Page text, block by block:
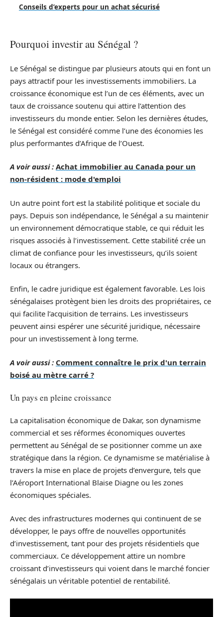
Conseils d’experts pour un achat sécurisé
Pourquoi investir au Sénégal ?
Le Sénégal se distingue par plusieurs atouts qui en font un
pays attractif pour les investissements immobiliers. La
croissance économique est l’un de ces éléments, avec un
taux de croissance soutenu qui attire l’attention des
investisseurs du monde entier. Selon les dernières études,
le Sénégal est considéré comme l’une des économies les
plus performantes d’Afrique de l’Ouest.
A voir aussi : Achat immobilier au Canada pour un
non-résident : mode d'emploi
Un autre point fort est la stabilité politique et sociale du
pays. Depuis son indépendance, le Sénégal a su maintenir
un environnement démocratique stable, ce qui réduit les
risques associés à l’investissement. Cette stabilité crée un
climat de confiance pour les investisseurs, qu’ils soient
locaux ou étrangers.
Enfin, le cadre juridique est également favorable. Les lois
sénégalaises protègent bien les droits des propriétaires, ce
qui facilite l’acquisition de terrains. Les investisseurs
peuvent ainsi espérer une sécurité juridique, nécessaire
pour un investissement à long terme.
A voir aussi : Comment connaître le prix d'un terrain
boisé au mètre carré ?
Un pays en pleine croissance
La capitalisation économique de Dakar, son dynamisme
commercial et ses réformes économiques ouvertes
permettent au Sénégal de se positionner comme un axe
stratégique dans la région. Ce dynamisme se matérialise à
travers la mise en place de projets d’envergure, tels que
l’Aéroport International Blaise Diagne ou les zones
économiques spéciales.
Avec des infrastructures modernes qui continuent de se
développer, le pays offre de nouvelles opportunités
d’investissement, tant pour des projets résidentiels que
commerciaux. Ce développement attire un nombre
croissant d’investisseurs qui voient dans le marché foncier
sénégalais un véritable potentiel de rentabilité.